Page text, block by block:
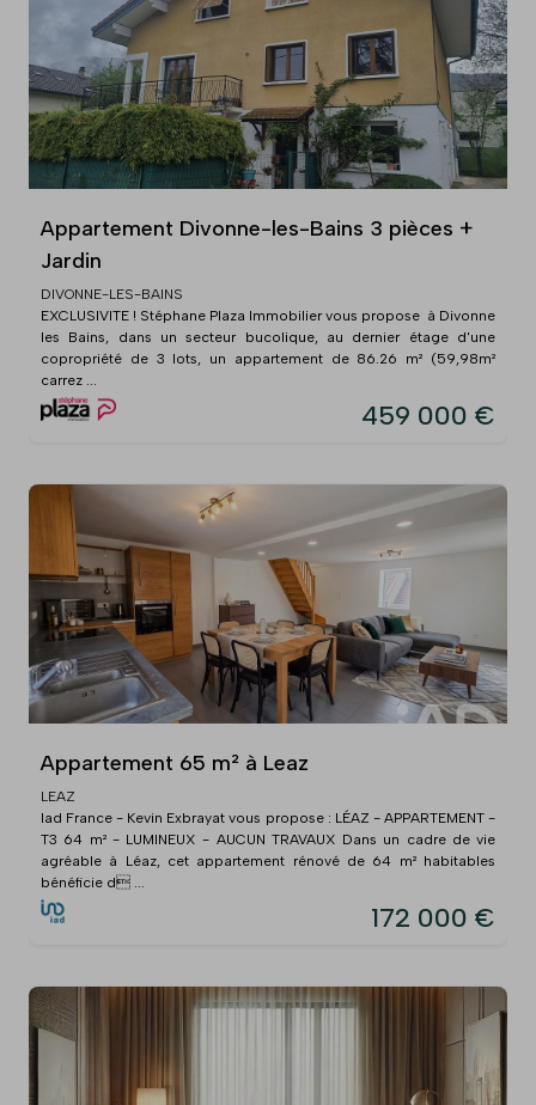
Appartement Divonne-les-Bains 3 pièces +
Jardin
DIVONNE-LES-BAINS
EXCLUSIVITE ! Stéphane Plaza Immobilier vous propose à Divonne
les Bains, dans un secteur bucolique, au dernier étage d'une
copropriété de 3 lots, un appartement de 86.26 m² (59,98m²
carrez ...
459 000 €
Appartement 65 m² à Leaz
LEAZ
Iad France - Kevin Exbrayat vous propose : LÉAZ - APPARTEMENT -
T3 64 m² - LUMINEUX - AUCUN TRAVAUX Dans un cadre de vie
agréable à Léaz, cet appartement rénové de 64 m² habitables
bénéficie d ...
172 000 €